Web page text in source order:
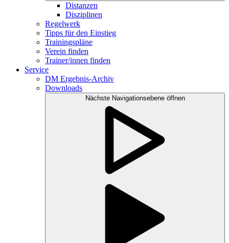
Distanzen
Disziplinen
Regelwerk
Tipps für den Einstieg
Trainingspläne
Verein finden
Trainer/innen finden
Service
DM Ergebnis-Archiv
Downloads
Nächste Navigationsebene öffnen